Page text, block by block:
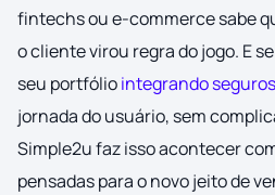
fintechs ou e-commerce sabe
o cliente virou regra do jogo. E
seu portfóliointegrando
jornada do usuário, sem
Simple2u faz isso acontecer
pensadas para o novo jeito de